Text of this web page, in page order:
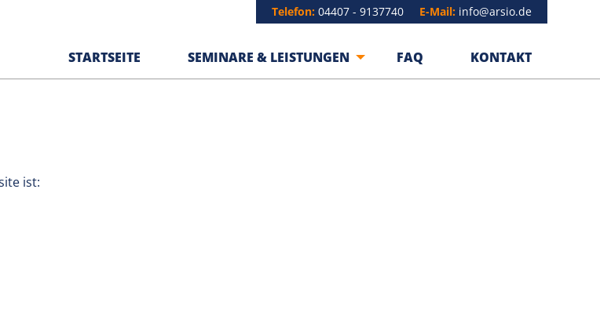
Telefon: 04407 - 9137740 E-Mail: info@arsio.de
STARTSEITE SEMINARE & LEISTUNGEN FAQ KONTAKT
ist: